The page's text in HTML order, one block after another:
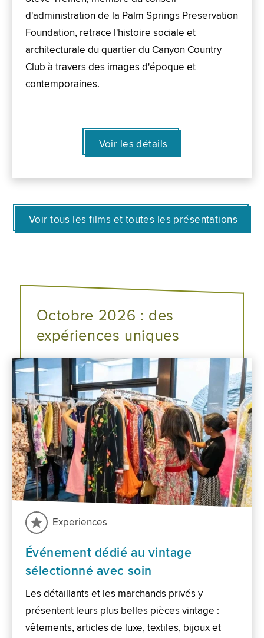
d'administration de la Palm Springs Preservation
Foundation, retrace l'histoire sociale et
architecturale du quartier du Canyon Country
Club à travers des images d'époque et
contemporaines.
Voir les détails
Voir tous les films et toutes les présentations
Octobre 2026 : des
expériences uniques
Experiences
Événement dédié au vintage
sélectionné avec soin
Les détaillants et les marchands privés y
présentent leurs plus belles pièces vintage :
vêtements, articles de luxe, textiles, bijoux et